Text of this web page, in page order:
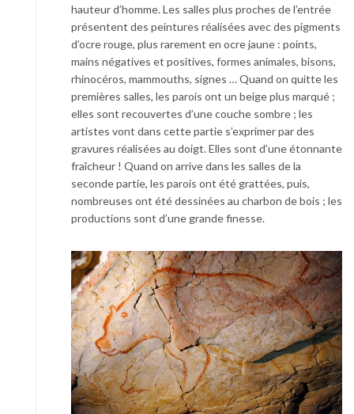
hauteur d’homme. Les salles plus proches de l’entrée
présentent des peintures réalisées avec des pigments
d’ocre rouge, plus rarement en ocre jaune : points,
mains négatives et positives, formes animales, bisons,
rhinocéros, mammouths, signes … Quand on quitte les
premières salles, les parois ont un beige plus marqué ;
elles sont recouvertes d’une couche sombre ; les
artistes vont dans cette partie s’exprimer par des
gravures réalisées au doigt. Elles sont d’une étonnante
fraîcheur ! Quand on arrive dans les salles de la
seconde partie, les parois ont été grattées, puis,
nombreuses ont été dessinées au charbon de bois ; les
productions sont d’une grande finesse.